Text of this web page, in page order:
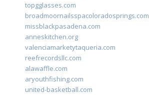
topgglasses.com
broadmoornailsspacoloradosprings.com
missblackpasadena.com
anneskitchen.org
valenciamarketytaqueria.com
reefrecordsllc.com
alawaffle.com
aryouthfishing.com
united-basketball.com